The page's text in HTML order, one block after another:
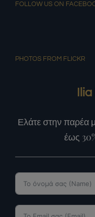
FOLLOW US ON
PHOTOS FROM FLICKR
Ελάτε στην παρέα
έως